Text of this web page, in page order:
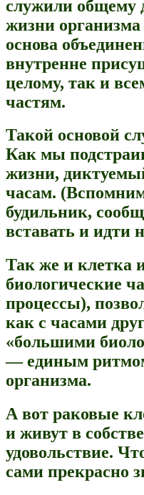
служили общему
жизни
основа
внутренне
целому, так и
частям.
Такой основой
Как мы
жизни,
часам.
будильник,
вставать и идти
Так же и клетка
биологические
процессы),
как с часами
«большими
— единым
организма.
А вот раковые
и живут в
удовольствие.
сами прекрасно